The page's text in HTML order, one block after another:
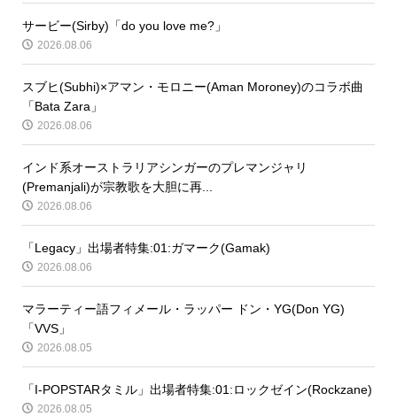
サービー(Sirby)「do you love me?」
2026.08.06
スブヒ(Subhi)×アマン・モロニー(Aman Moroney)のコラボ曲
「Bata Zara」
2026.08.06
インド系オーストラリアシンガーのプレマンジャリ
(Premanjali)が宗教歌を大胆に再...
2026.08.06
「Legacy」出場者特集:01:ガマーク(Gamak)
2026.08.06
マラーティー語フィメール・ラッパー ドン・YG(Don YG)
「VVS」
2026.08.05
「I-POPSTARタミル」出場者特集:01:ロックゼイン(Rockzane)
2026.08.05